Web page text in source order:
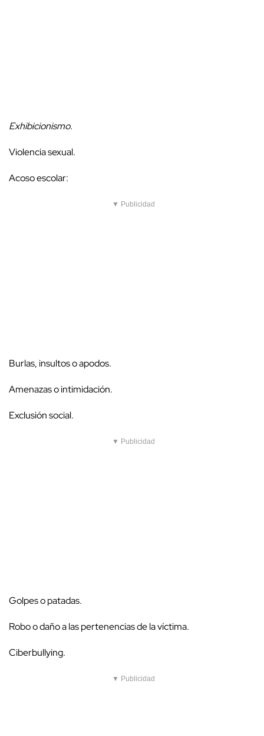
Exhibicionismo.
Violencia sexual.
Acoso escolar:
▼ Publicidad
Burlas, insultos o apodos.
Amenazas o intimidación.
Exclusión social.
▼ Publicidad
Golpes o patadas.
Robo o daño a las pertenencias de la víctima.
Ciberbullying.
▼ Publicidad